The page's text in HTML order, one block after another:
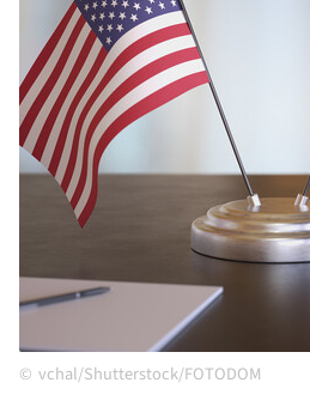
vchal/Shutterstock/FOTODOM